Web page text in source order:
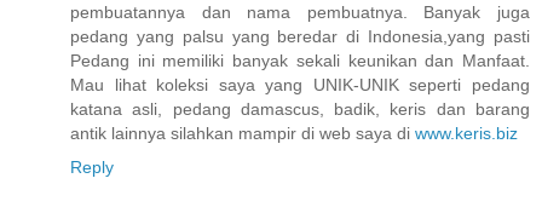
pembuatannya dan nama pembuatnya. Banyak juga
pedang yang palsu yang beredar di Indonesia,yang pasti
Pedang ini memiliki banyak sekali keunikan dan Manfaat.
Mau lihat koleksi saya yang UNIK-UNIK seperti pedang
katana asli, pedang damascus, badik, keris dan barang
antik lainnya silahkan mampir di web saya di www.keris.biz
Reply